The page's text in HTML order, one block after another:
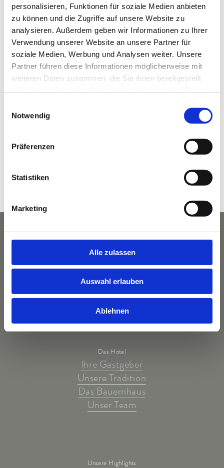
personalisieren, Funktionen für soziale Medien anbieten
zu können und die Zugriffe auf unsere Website zu
analysieren. Außerdem geben wir Informationen zu Ihrer
Verwendung unserer Website an unsere Partner für
soziale Medien, Werbung und Analysen weiter. Unsere
Partner führen diese Informationen möglicherweise mit
weiteren Daten zusammen, die Sie ihnen bereitgestellt
Notwendig
Präferenzen
Statistiken
Marketing
Alle zulassen
Auswahl erlauben
Ablehnen
VERANSTALTUNGSORT
KLAMMHAUS – an der Partnach
Garmisch-Partenkirchen
Deutschland
Telefon
Veranstaltungsort-Website anzeigen
Das Hotel
Ihre Gastgeber
Unsere Tradition
Das Bauernhaus
Unser Team
Unsere Highlights